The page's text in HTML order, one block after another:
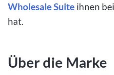
Wholesale Suite ihnen
hat.
Über die Marke